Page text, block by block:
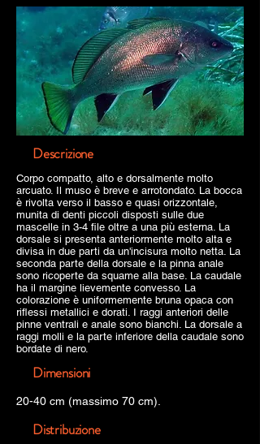
Descrizione
Corpo compatto, alto e dorsalmente molto
arcuato. Il muso è breve e arrotondato. La bocca
è rivolta verso il basso e quasi orizzontale,
munita di denti piccoli disposti sulle due
mascelle in 3-4 file oltre a una più esterna. La
dorsale si presenta anteriormente molto alta e
divisa in due parti da un'incisura molto netta. La
seconda parte della dorsale e la pinna anale
sono ricoperte da squame alla base. La caudale
ha il margine lievemente convesso. La
colorazione è uniformemente bruna opaca con
riflessi metallici e dorati. I raggi anteriori delle
pinne ventrali e anale sono bianchi. La dorsale a
raggi molli e la parte inferiore della caudale sono
bordate di nero.
Dimensioni
20-40 cm (massimo 70 cm).
Distribuzione